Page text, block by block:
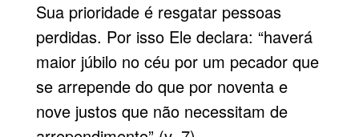
Sua prioridade é resgatar pessoas
perdidas. Por isso Ele declara: “haverá
maior júbilo no céu por um pecador que
se arrepende do que por noventa e
nove justos que não necessitam de